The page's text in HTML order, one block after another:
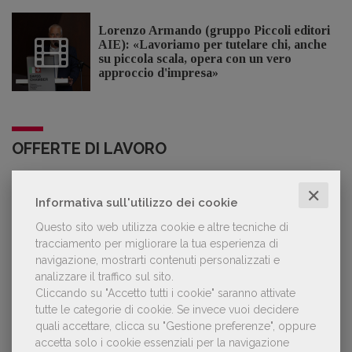
Informativa sull'utilizzo dei cookie ✕
Questo sito web utilizza cookie e altre tecniche di
tracciamento per migliorare la tua esperienza di
navigazione, mostrarti contenuti personalizzati e
analizzare il traffico sul sito.
Cliccando su "Accetto tutti i cookie" saranno attivate
tutte le categorie di cookie. Se invece vuoi decidere
quali accettare, clicca su "Gestione preferenze", oppure
accetta solo i cookie essenziali per la navigazione
Lorenzo Armando (gruppo Piccoli editori
AIE): «Lavoriamo per tutelare chi, anche
su piccola scala, opera con un vero
approccio d'impresa»
OFFERTE DI LAVORO
Lavoro: 7 posizioni aperte e 9 stage in
LE PIÙ LETTE